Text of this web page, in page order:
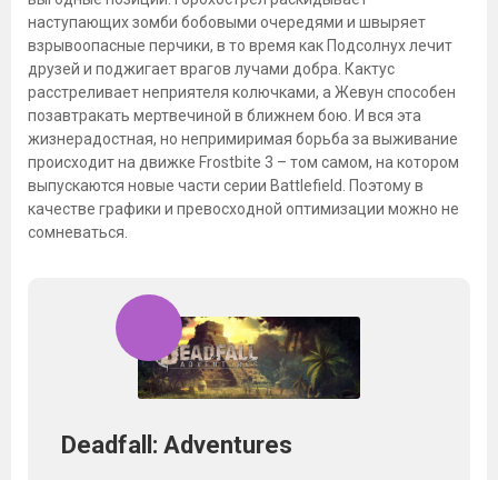
наступающих зомби бобовыми очередями и швыряет
взрывоопасные перчики, в то время как Подсолнух лечит
друзей и поджигает врагов лучами добра. Кактус
расстреливает неприятеля колючками, а Жевун способен
позавтракать мертвечиной в ближнем бою. И вся эта
жизнерадостная, но непримиримая борьба за выживание
происходит на движке Frostbite 3 – том самом, на котором
выпускаются новые части серии Battlefield. Поэтому в
качестве графики и превосходной оптимизации можно не
сомневаться.
Deadfall: Adventures